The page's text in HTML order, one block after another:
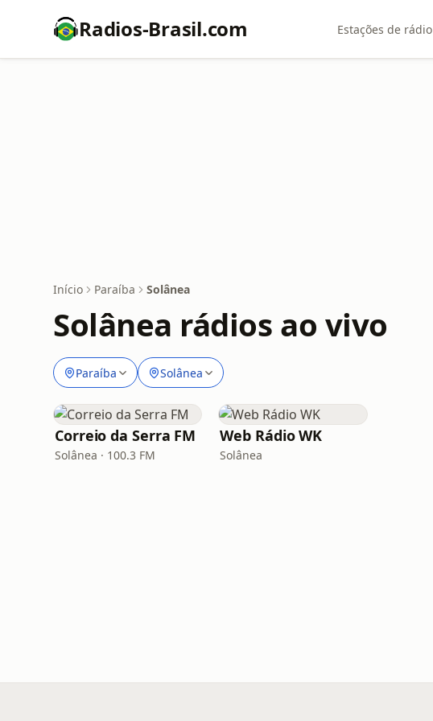
Radios-Brasil.com Estações de rádio
Início Paraíba Solânea
Solânea rádios ao vivo
Paraíba Solânea
Correio da Serra FM
Solânea · 100.3 FM
Web Rádio WK
Solânea